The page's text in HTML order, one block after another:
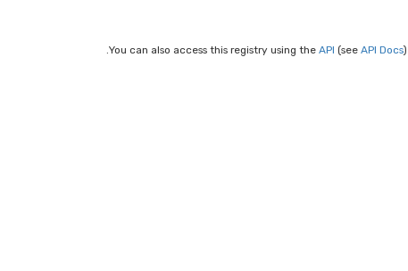
You can also access this registry using the API (see API Docs).